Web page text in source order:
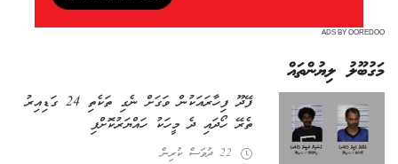
ADS BY OOREDOO
މަގުބޫލު ލިޔުންތައް
ފޭދޫ ފިހާރައަކުން ވަގަށް ނެގި ތަކެތި 24 ގަޑިއިރު
ތެރޭ ހޯދައި ދެ މީހަކު ހައްޔަރުކޮށްފި
22 ދުވަސް ކުރިން